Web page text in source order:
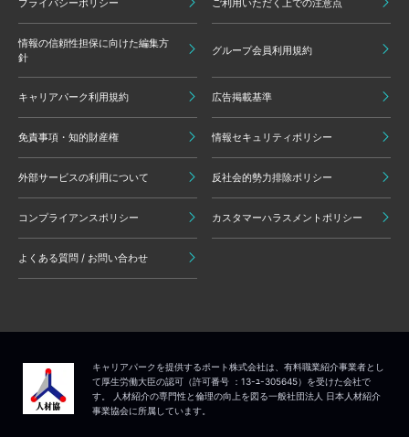
プライバシーポリシー ご利用いただく上での注意点
情報の信頼性担保に向けた編集方
針
グループ会員利用規約
キャリアパーク利用規約 広告掲載基準
免責事項・知的財産権 情報セキュリティポリシー
外部サービスの利用について 反社会的勢力排除ポリシー
コンプライアンスポリシー カスタマーハラスメントポリシー
よくある質問 / お問い合わせ